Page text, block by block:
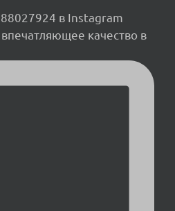
качество в